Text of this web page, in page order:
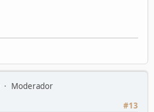
Moderador
#13